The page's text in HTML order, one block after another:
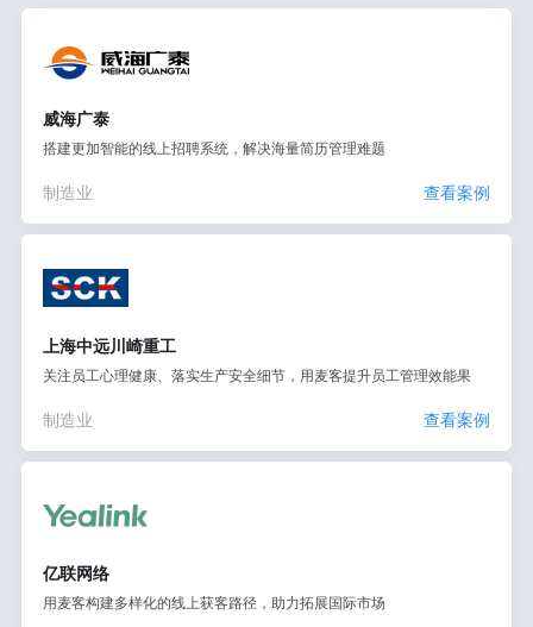
威海广泰
搭建更加智能的线上招聘系统，解决海量简历管理难题
制造业 查看案例
上海中远川崎重工
关注员工心理健康、落实生产安全细节，用麦客提升员工管理效能果
制造业 查看案例
亿联网络
用麦客构建多样化的线上获客路径，助力拓展国际市场